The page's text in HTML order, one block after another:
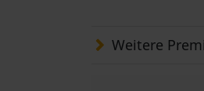
Weitere